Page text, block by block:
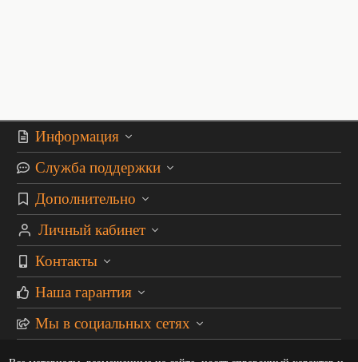
Информация
Служба поддержки
Дополнительно
Личный кабинет
Контакты
Наша гарантия
Мы в социальных сетях